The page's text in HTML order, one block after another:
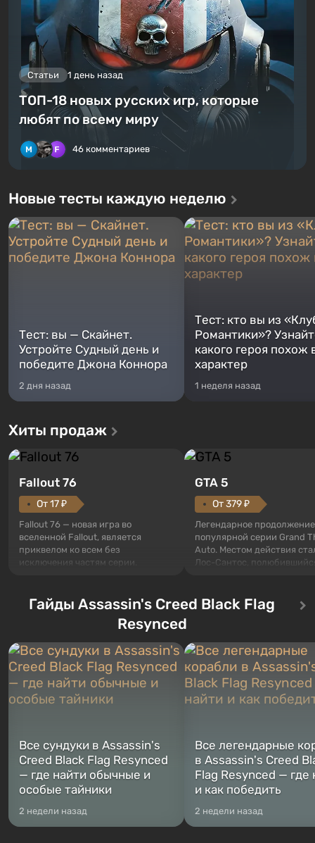
Статьи 1 день назад
ТОП-18 новых русских игр, которые
любят по всему миру
46 комментариев
Новые тесты каждую неделю
Тест: вы — Скайнет.
Устройте Судный день и
победите Джона Коннора
2 дня назад
Тест: кто вы из
Романтики»?
какого героя похож
характер
1 неделя назад
Хиты продаж
Fallout 76
От 17 ₽
Fallout 76 — новая игра во
вселенной Fallout, является
приквелом ко всем без
исключения частям серии.
Оно же, по задумке специалистов
Vault-Tec, должно открыться
первым после того, как на
Место действия Fallout...
GTA 5
От 379 ₽
Легендарное продолжение
популярной серии Grand
Auto. Местом действия
Лос-Сантос,
сразу трех персонажей:
Тревора и Франклина,
Жанр и...
Гайды Assassin's Creed Black Flag
Resynced
Все сундуки в Assassin's
Creed Black Flag Resynced
— где найти обычные и
особые тайники
2 недели назад
Все легендарные
в Assassin's Creed
Flag Resynced — где
и как победить
2 недели назад